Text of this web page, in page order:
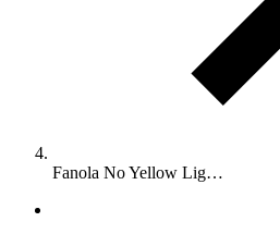
Fanola No Yellow Lig…